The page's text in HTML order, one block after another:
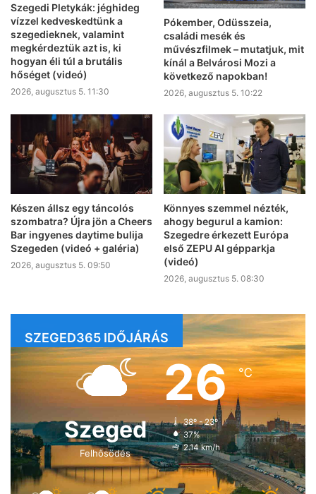
Szegedi Pletykák: jéghideg
vízzel kedveskedtünk a
szegedieknek, valamint
megkérdeztük azt is, ki
hogyan éli túl a brutális
hőséget (videó)
2026, augusztus 5. 11:30
Pókember, Odüsszeia,
családi mesék és
művészfilmek – mutatjuk, mit
kínál a Belvárosi Mozi a
következő napokban!
2026, augusztus 5. 10:22
Készen állsz egy táncolós
szombatra? Újra jön a Cheers
Bar ingyenes daytime bulija
Szegeden (videó + galéria)
2026, augusztus 5. 09:50
Könnyes szemmel nézték,
ahogy begurul a kamion:
Szegedre érkezett Európa
első ZEPU AI gépparkja
(videó)
2026, augusztus 5. 08:30
SZEGED365 IDŐJÁRÁS
Szeged
Felhősödés
26℃
38º - 23º
37%
2.14 km/h